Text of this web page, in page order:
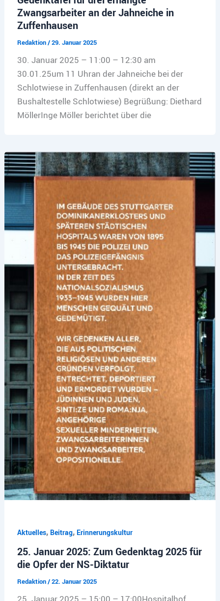
Zwangsarbeiter an der Jahneiche in
Zuffenhausen
Redaktion/29. Januar 2025
30. Januar 2025 – 11:00 – 12:30 am
30.01.25um 11 Uhran der Jahneiche bei der
Schlotwiese in Zuffenhausen (direkt an der
Bushaltestelle Schlotwiese) Begrüßung: Diethard
MöllerInge Möller berichtet über die
Aktuelles, Beitrag, Erinnerungskultur
25. Januar 2025: Zum Gedenktag 2025 für
die Opfer der NS-Diktatur
Redaktion/22. Januar 2025